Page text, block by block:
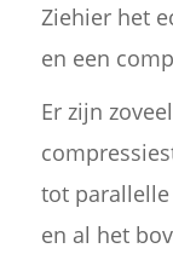
Ziehier het
en een
Er zijn
tot
en al het